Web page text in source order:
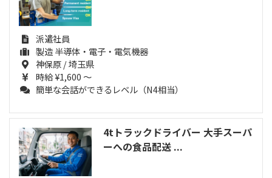
派遣社員
製造 半導体・電子・電気機器
神保原 / 埼玉県
時給 ¥1,600 ～
簡単な会話ができるレベル（N4相当）
4tトラックドライバー 大手スーパ
ーへの食品配送 ...